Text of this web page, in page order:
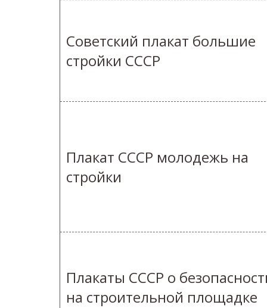
Советский плакат большие
стройки СССР
Плакат СССР молодежь на
стройки
Плакаты СССР о
на строительной площадке